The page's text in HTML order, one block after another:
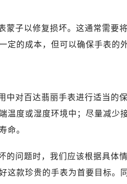
号亨特国际金融中心14楼14D（
侨城长安国际中心E座6楼10室（
万达广场写字楼A座10层1002室
腾达中心东1幢20楼2002室（需
号英利国际金融中心写字楼20层
蒙子以修复损坏。这通常需要
定的成本，但可以确保手表的
中对百达翡丽手表进行适当的
温度或湿度环境中；尽量减少
命。
的问题时，我们应该根据具体
这款珍贵的手表为首要目标。